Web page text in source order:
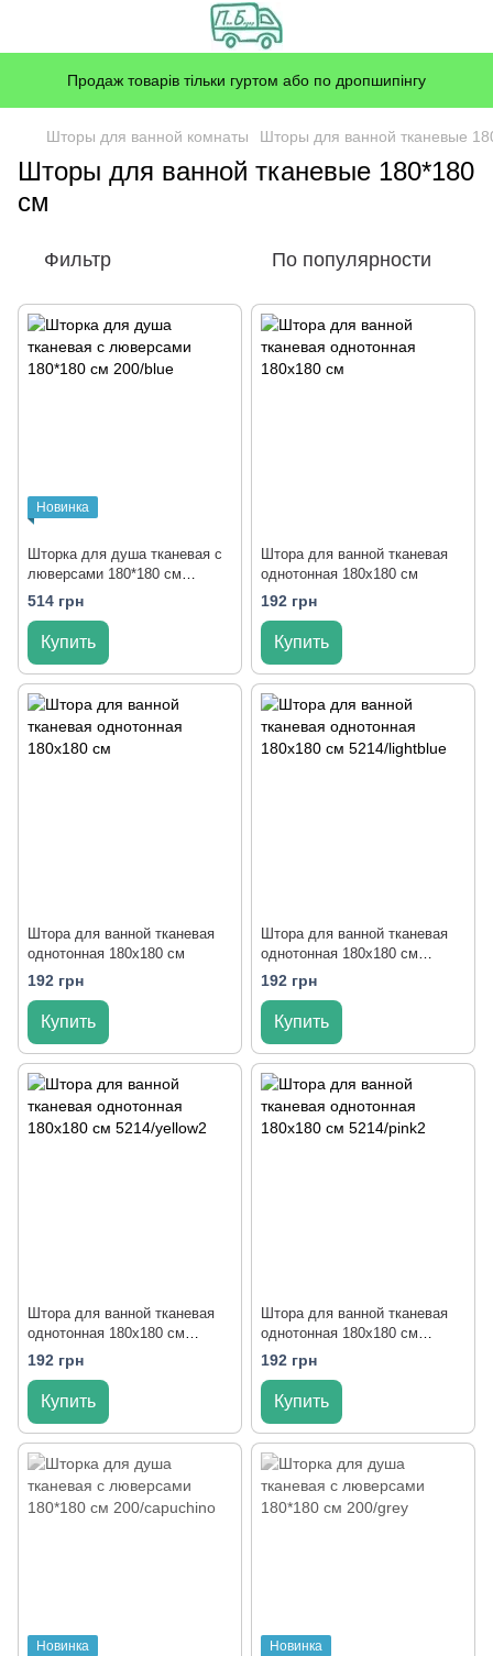
Продаж товарів тільки гуртом або по дропшипінгу
Шторы для ванной комнаты Шторы для ванной тканевые
Шторы для ванной тканевые 180*180
см
Фильтр По популярности
Новинка
Шторка для душа тканевая с
люверсами 180*180 см
200/blue
514 грн
Купить
Штора для ванной тканевая
однотонная 180x180 см
192 грн
Купить
Штора для ванной тканевая
однотонная 180x180 см
192 грн
Купить
Штора для ванной тканевая
однотонная 180x180 см
5214/lightblue
192 грн
Купить
Штора для ванной тканевая
однотонная 180x180 см
5214/yellow2
192 грн
Купить
Штора для ванной тканевая
однотонная 180x180 см
5214/pink2
192 грн
Купить
Новинка Новинка